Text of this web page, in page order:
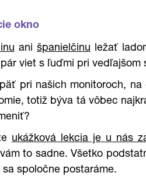
okno
ani španielčinu ležať
viet s ľuďmi pri
pri našich monitoroch,
totiž býva tá vôbec
ukážková lekcia je u nás
to sadne. Všetko
spoločne postaráme.